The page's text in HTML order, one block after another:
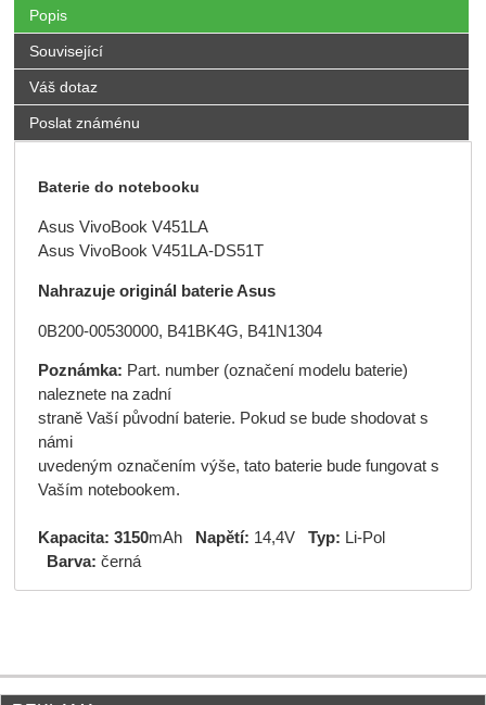
Popis
Související
Váš dotaz
Poslat známénu
Baterie do notebooku
Asus VivoBook V451LA
Asus VivoBook V451LA-DS51T
Nahrazuje originál baterie Asus
0B200-00530000, B41BK4G, B41N1304
Poznámka: Part. number (označení modelu baterie)
naleznete na zadní
straně Vaší původní baterie. Pokud se bude shodovat s
námi
uvedeným označením výše, tato baterie bude fungovat s
Vaším notebookem.
Kapacita: 3150mAhNapětí: 14,4V Typ: Li-Pol
Barva: černá